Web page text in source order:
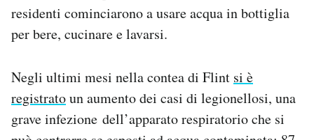
residenti cominciarono a usare acqua in bottiglia
per bere, cucinare e lavarsi.
Negli ultimi mesi nella contea di Flint si è
registratoun aumento dei casi di legionellosi, una
grave infezione dell’apparato respiratorio che si